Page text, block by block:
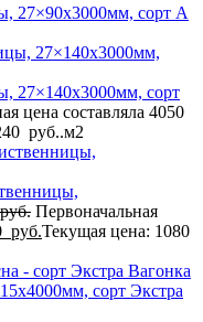
27×90x3000мм, сорт A
27×140x3000мм, сорт
цена составляла 4050
руб..м2
Первоначальная
руб.Текущая цена: 1080
Вагонка
сорт Экстра